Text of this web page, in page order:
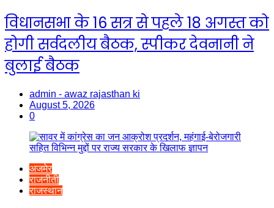
विधानसभा के 16 सत्र से पहले 18 अगस्त को
होगी सर्वदलीय बैठक, स्पीकर देवनानी ने
बुलाई बैठक
admin - awaz rajasthan ki
August 5, 2026
0
अजमेर
राजनीती
राजस्थान